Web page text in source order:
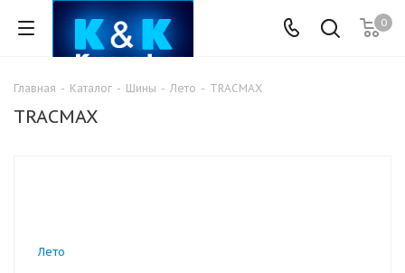
0
Главная - Каталог - Шины - Лето - TRACMAX
TRACMAX
Лето